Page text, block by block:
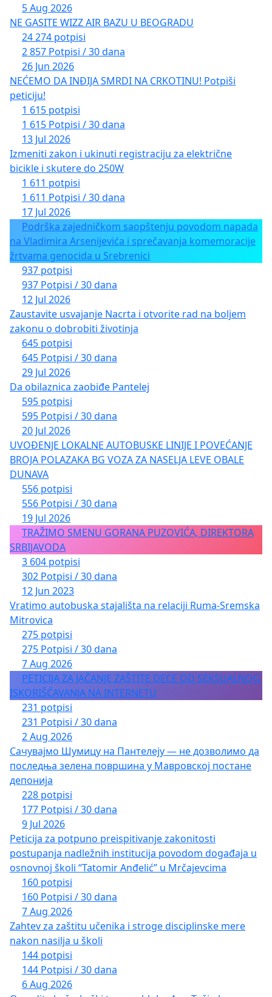
5 Aug 2026
NE GASITE WIZZ AIR BAZU U BEOGRADU
24 274 potpisi
2 857 Potpisi / 30 dana
26 Jun 2026
NEĆEMO DA INĐIJA SMRDI NA CRKOTINU! Potpiši
peticiju!
1 615 potpisi
1 615 Potpisi / 30 dana
13 Jul 2026
Izmeniti zakon i ukinuti registraciju za električne
bicikle i skutere do 250W
1 611 potpisi
1 611 Potpisi / 30 dana
17 Jul 2026
Podrška zajedničkom saopštenju povodom napada
na Vladimira Arsenijevića i sprečavanja komemoracije
žrtvama genocida u Srebrenici
937 potpisi
937 Potpisi / 30 dana
12 Jul 2026
Zaustavite usvajanje Nacrta i otvorite rad na boljem
zakonu o dobrobiti životinja
645 potpisi
645 Potpisi / 30 dana
29 Jul 2026
Da obilaznica zaobiđe Pantelej
595 potpisi
595 Potpisi / 30 dana
20 Jul 2026
UVOĐENJE LOKALNE AUTOBUSKE LINIJE I POVEĆANJE
BROJA POLAZAKA BG VOZA ZA NASELJA LEVE OBALE
DUNAVA
556 potpisi
556 Potpisi / 30 dana
19 Jul 2026
TRAŽIMO SMENU GORANA PUZOVIĆA, DIREKTORA
SRBIJAVODA
3 604 potpisi
302 Potpisi / 30 dana
12 Jun 2023
Vratimo autobuska stajališta na relaciji Ruma-Sremska
Mitrovica
275 potpisi
275 Potpisi / 30 dana
7 Aug 2026
PETICIJA ZA JAČANJE ZAŠTITE DECE OD SEKSUALNOG
ISKORIŠĆAVANJA NA INTERNETU
231 potpisi
231 Potpisi / 30 dana
2 Aug 2026
Сачувајмо Шумицу на Пантелеју — не дозволимо да
последња зелена површина у Мавровској постане
депонија
228 potpisi
177 Potpisi / 30 dana
9 Jul 2026
Peticija za potpuno preispitivanje zakonitosti
postupanja nadležnih institucija povodom događaja u
osnovnoj školi “Tatomir Anđelić” u Mrčajevcima
160 potpisi
160 Potpisi / 30 dana
7 Aug 2026
Zahtev za zaštitu učenika i stroge disciplinske mere
nakon nasilja u školi
144 potpisi
144 Potpisi / 30 dana
6 Aug 2026